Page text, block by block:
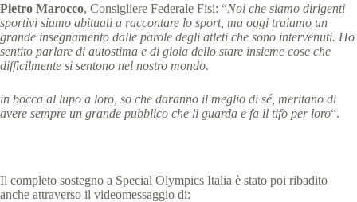
Pietro Marocco, Consigliere Federale Fisi: “Noi che siamo dirigenti
sportivi siamo abituati a raccontare lo sport, ma oggi traiamo un
grande insegnamento dalle parole degli atleti che sono intervenuti. Ho
sentito parlare di autostima e di gioia dello stare insieme cose che
difficilmente si sentono nel nostro mondo.
in bocca al lupo a loro, so che daranno il meglio di sé, meritano di
avere sempre un grande pubblico che li guarda e fa il tifo per loro“.
Il completo sostegno a Special Olympics Italia è stato poi ribadito
anche attraverso il videomessaggio di: